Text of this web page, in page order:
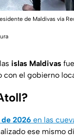
de Maldivas vía
islas Maldivas
con el gobierno
de 2026 en las
ese mismo